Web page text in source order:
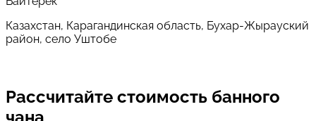
Казахстан, Карагандинская область, Бухар-Жырауский
район, село Уштобе
Рассчитайте стоимость банного